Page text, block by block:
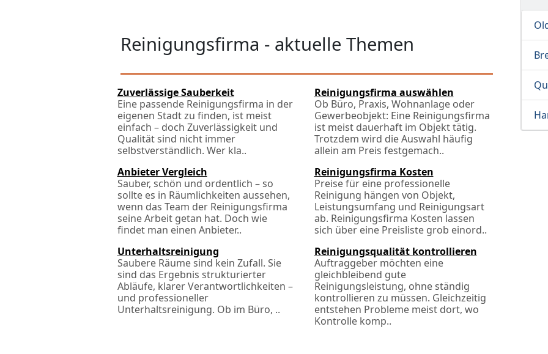
Reinigungsfirma - aktuelle Themen
Zuverlässige Sauberkeit
Eine passende Reinigungsfirma in der
eigenen Stadt zu finden, ist meist
einfach – doch Zuverlässigkeit und
Qualität sind nicht immer
selbstverständlich. Wer kla..
Reinigungsfirma auswählen
Ob Büro, Praxis, Wohnanlage oder
Gewerbeobjekt: Eine Reinigungsfirma
ist meist dauerhaft im Objekt tätig.
Trotzdem wird die Auswahl häufig
allein am Preis festgemach..
Anbieter Vergleich
Sauber, schön und ordentlich – so
sollte es in Räumlichkeiten aussehen,
wenn das Team der Reinigungsfirma
seine Arbeit getan hat. Doch wie
findet man einen Anbieter..
Reinigungsfirma Kosten
Preise für eine professionelle
Reinigung hängen von Objekt,
Leistungsumfang und Reinigungsart
ab. Reinigungsfirma Kosten lassen
sich über eine Preisliste grob einord..
Unterhaltsreinigung
Saubere Räume sind kein Zufall. Sie
sind das Ergebnis strukturierter
Abläufe, klarer Verantwortlichkeiten –
und professioneller
Unterhaltsreinigung. Ob im Büro, ..
Reinigungsqualität kontrollieren
Auftraggeber möchten eine
gleichbleibend gute
Reinigungsleistung, ohne ständig
kontrollieren zu müssen. Gleichzeitig
entstehen Probleme meist dort, wo
Kontrolle komp..